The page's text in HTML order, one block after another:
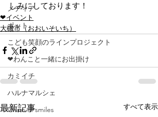
メディア
ポット
こども笑顔のラインプロジェクト
❤わんこと一緒にお出掛け
カミイチ
ハルナマルシェ
Chain of smiles
しみにしております！
❤イベント
大磯市（おおいそいち）
最新記事 すべて表示